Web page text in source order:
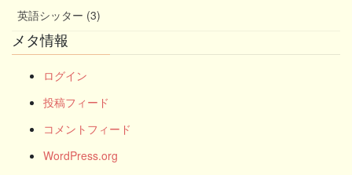
英語シッター (3)
メタ情報
ログイン
投稿フィード
コメントフィード
WordPress.org